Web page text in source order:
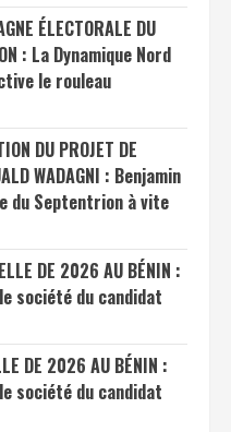
ÉLECTORALE DU
: La Dynamique Nord
le rouleau
DU PROJET DE
WADAGNI : Benjamin
du Septentrion à vite
DE 2026 AU BÉNIN :
société du candidat
DE 2026 AU BÉNIN :
société du candidat